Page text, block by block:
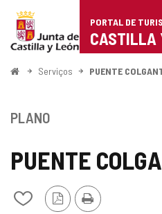
Portal
de
Turismo
Castilla
León
PORTAL DE
CASTILLA
ComeçoServiços PUENTE
PUENTE
AdicionarVersão
PDF
Imprimir
PLANO